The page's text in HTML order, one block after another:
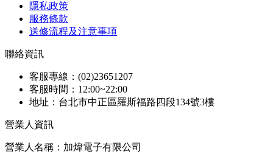
隱私政策
服務條款
送修流程及注意事項
聯絡資訊
客服專線：(02)23651207
客服時間：12:00~22:00
地址：台北市中正區羅斯福路四段134號3樓
營業人資訊
營業人名稱：加煒電子有限公司